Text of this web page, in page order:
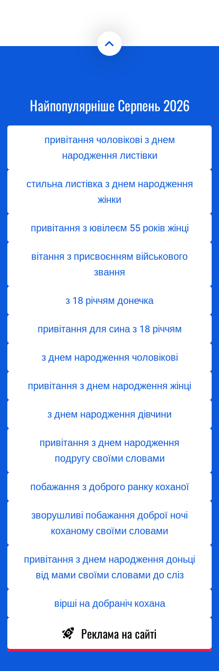
Найпопулярніше Серпень 2026
привітання чоловікові з днем
народження листівки
стильна листівка з днем народження
жінки
привітання з ювілеєм 55 років жінці
вітання з присвоєнням військового
звання
з 18 річчям донечка
привітання для сина з 18 річчям
з днем народження чоловікові
привітання з днем народження жінці
з днем ​​народження дівчини
привітання з днем народження
подругу своїми словами
побажання з доброго ранку коханої
зворушливі побажання доброї ночі
коханому своїми словами
привітання з днем народження доньці
від мами своїми словами до сліз
вірші на добраніч кохана
Реклама на сайті